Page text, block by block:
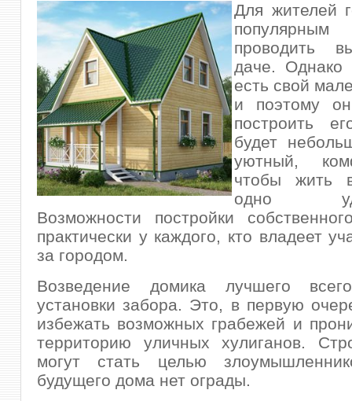
Для жителей
проводить
даче. Однако
есть свой
и поэтому
построить
будет
уютный,
чтобы жить
одно
Возможности постройки
практически у каждого, кто владеет
за городом.
Возведение домика лучшего
установки забора. Это, в первую
избежать возможных грабежей и
территорию уличных хулиганов.
могут стать целью
будущего дома нет ограды.